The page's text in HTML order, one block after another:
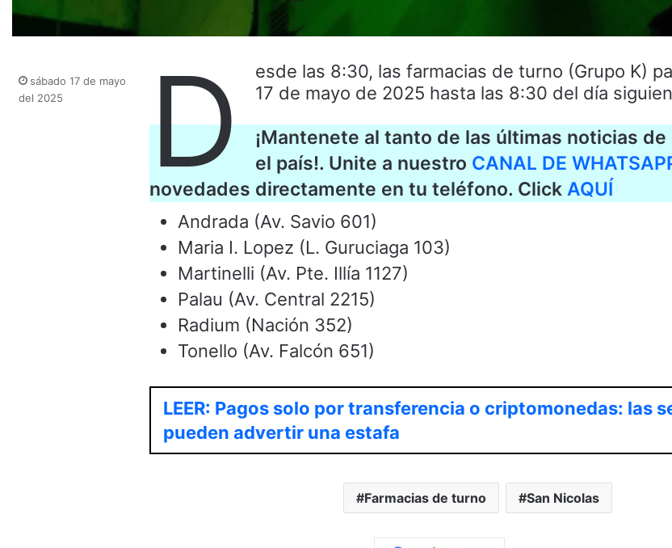
D
esde las 8:30, las farmacias de turno (Grupo K)
17 de mayo de 2025 hasta las 8:30 del día
¡Mantenete al tanto de las últimas noticias de
el país!. Unite a nuestro CANAL DE
novedades directamente en tu teléfono. Click AQUÍ
Andrada (Av. Savio 601)
Maria I. Lopez (L. Guruciaga 103)
Martinelli (Av. Pte. Illía 1127)
Palau (Av. Central 2215)
Radium (Nación 352)
Tonello (Av. Falcón 651)
LEER: Pagos solo por transferencia o criptomonedas: las
pueden advertir una estafa
Farmacias de turno San Nicolas
sábado 17 de mayo
del 2025